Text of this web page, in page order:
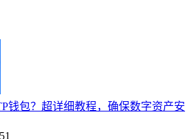
钱包？超详细教程，确保数字资产安